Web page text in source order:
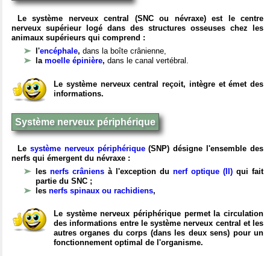
Le système nerveux central (SNC ou névraxe) est le centre
nerveux supérieur logé dans des structures osseuses chez les
animaux supérieurs qui comprend :
l'encéphale, dans la boîte crânienne,
la moelle épinière, dans le canal vertébral.
Le système nerveux central reçoit, intègre et émet des
informations.
Système nerveux périphérique
Le système nerveux périphérique(SNP) désigne l'ensemble des
nerfs qui émergent du névraxe :
les nerfs crâniens à l'exception du nerf optique (II) qui fait
partie du SNC ;
les nerfs spinaux ou rachidiens,
Le système nerveux périphérique permet la circulation
des informations entre le système nerveux central et les
autres organes du corps (dans les deux sens) pour un
fonctionnement optimal de l'organisme.